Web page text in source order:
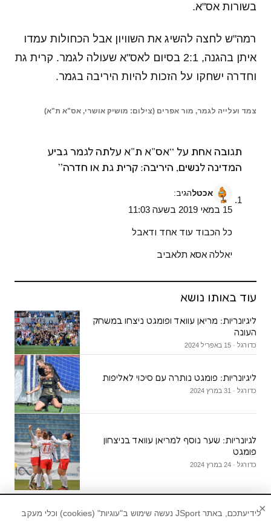
בשורות אס"א.
רמה"ש לחצה להשיג את השוויון אבל הכחולות עמדו
איתן בהגנה, 2:1 בסיום לאס"א שעולה לגמר. קרית גת
וחדרה ישחקו על הזכות להיות היריבה בגמר.
צמד ועלייה לגמר, מור אפרים (צילום: מושיק אושרי, אס"א ת"א)
תגובה אחת על “אס"א ת"א עלתה לגמר גביע
המדינה לנשים, היריבה: קרית גת או חדרה”
אכטלהגיב:
15 במאי 2019 בשעה 11:03
כל הכבוד עוד אחד ודאבל
יאללה אסא תלאביב
עוד באותו נושא
ליגיונריות: מריאן עוואד ופומגט ניצחו במשחק
העונה
כדורגל · 15 באפריל 2024
ליגיונריות: פומגט נותרה עם סיכוי לאליפות
כדורגל · 31 במרץ 2024
לגיונריות: שער נוסף למריאן עוואד בניצחון
פומגט
כדורגל · 24 במרץ 2024
× לידיעתכם, באתר JSport נעשה שימוש ב"עוגיות" (cookies) וכלי מעקב